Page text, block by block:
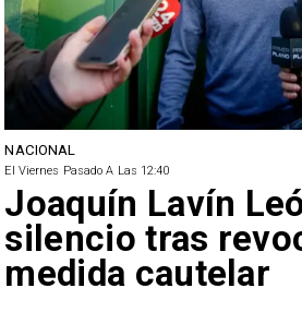
NACIONAL
El Viernes Pasado A Las 12:40
Joaquín Lavín
silencio tras
medida cautelar